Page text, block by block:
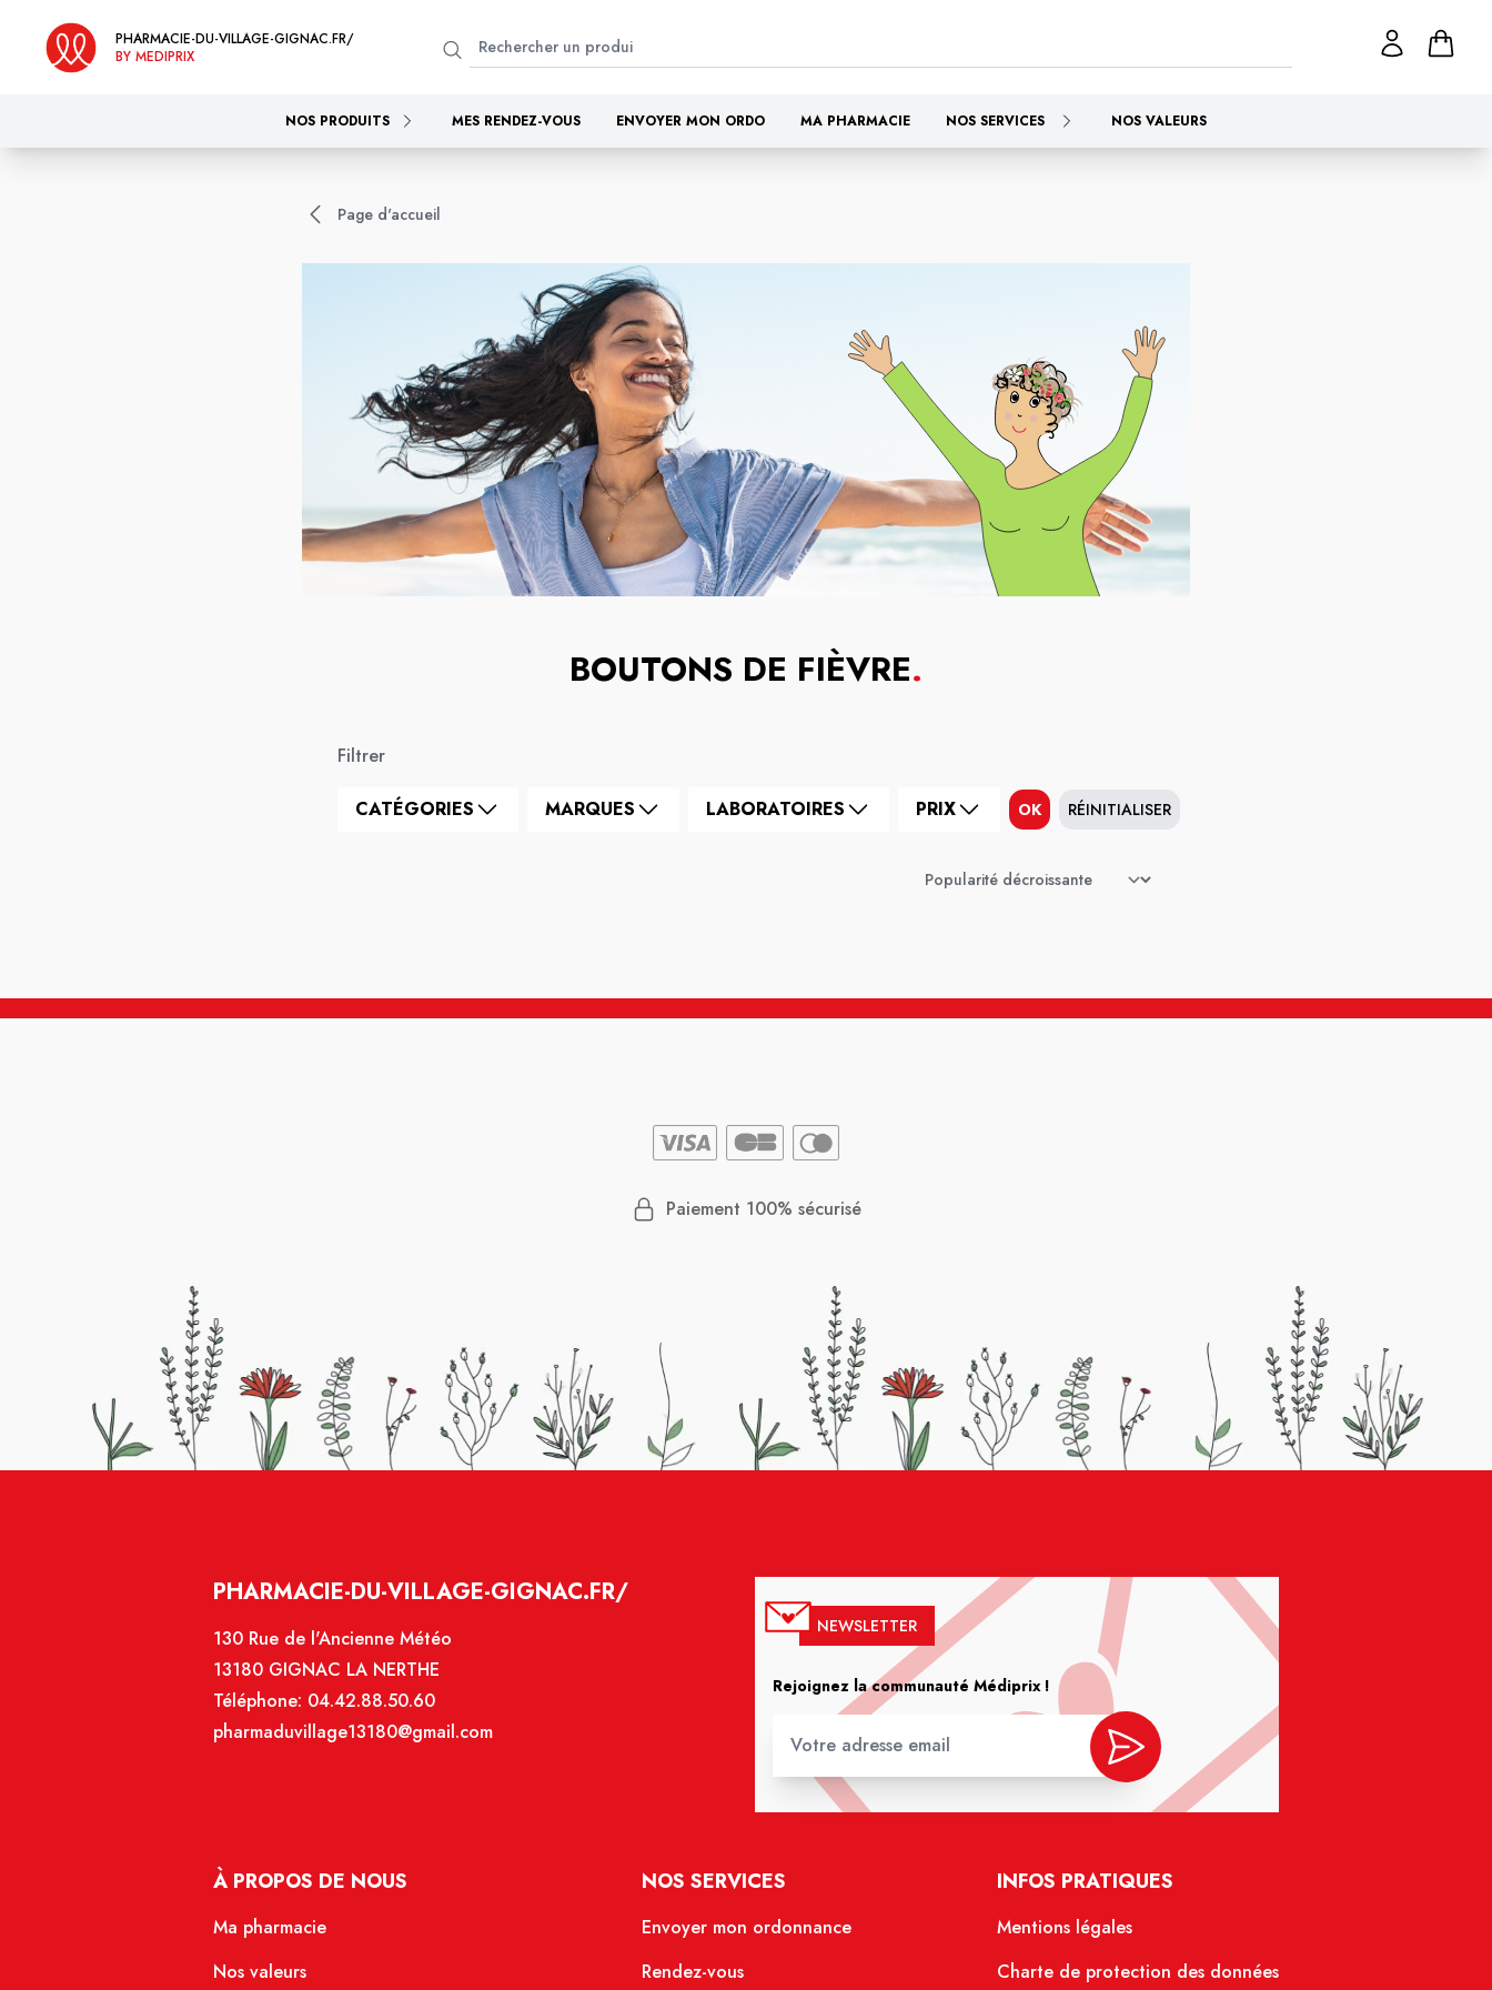
PHARMACIE-DU-VILLAGE-GIGNAC.FR/
BY MEDIPRIX
NOS PRODUITS MES RENDEZ-VOUS ENVOYER MON ORDO MA PHARMACIE NOS SERVICES NOS VALEURS
Page d'accueil
BOUTONS DE FIÈVRE.
Filtrer
CATÉGORIES MARQUES LABORATOIRES PRIX OK RÉINITIALISER
Paiement 100% sécurisé
PHARMACIE-DU-VILLAGE-GIGNAC.FR/
130 Rue de l'Ancienne Météo
13180 GIGNAC LA NERTHE
Téléphone: 04.42.88.50.60
pharmaduvillage13180@gmail.com
NEWSLETTER
Rejoignez la communauté Médiprix !
À PROPOS DE NOUS
Ma pharmacie
Nos valeurs
NOS SERVICES
Envoyer mon ordonnance
Rendez-vous
INFOS PRATIQUES
Mentions légales
Charte de protection des données